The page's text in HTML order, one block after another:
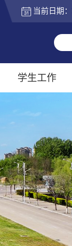
当前日期：
学生工作